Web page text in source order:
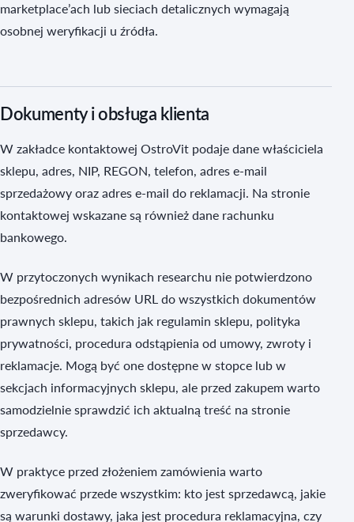
marketplace’ach lub sieciach detalicznych wymagają
osobnej weryfikacji u źródła.
Dokumenty i obsługa klienta
W zakładce kontaktowej OstroVit podaje dane właściciela
sklepu, adres, NIP, REGON, telefon, adres e-mail
sprzedażowy oraz adres e-mail do reklamacji. Na stronie
kontaktowej wskazane są również dane rachunku
bankowego.
W przytoczonych wynikach researchu nie potwierdzono
bezpośrednich adresów URL do wszystkich dokumentów
prawnych sklepu, takich jak regulamin sklepu, polityka
prywatności, procedura odstąpienia od umowy, zwroty i
reklamacje. Mogą być one dostępne w stopce lub w
sekcjach informacyjnych sklepu, ale przed zakupem warto
samodzielnie sprawdzić ich aktualną treść na stronie
sprzedawcy.
W praktyce przed złożeniem zamówienia warto
zweryfikować przede wszystkim: kto jest sprzedawcą, jakie
są warunki dostawy, jaka jest procedura reklamacyjna, czy